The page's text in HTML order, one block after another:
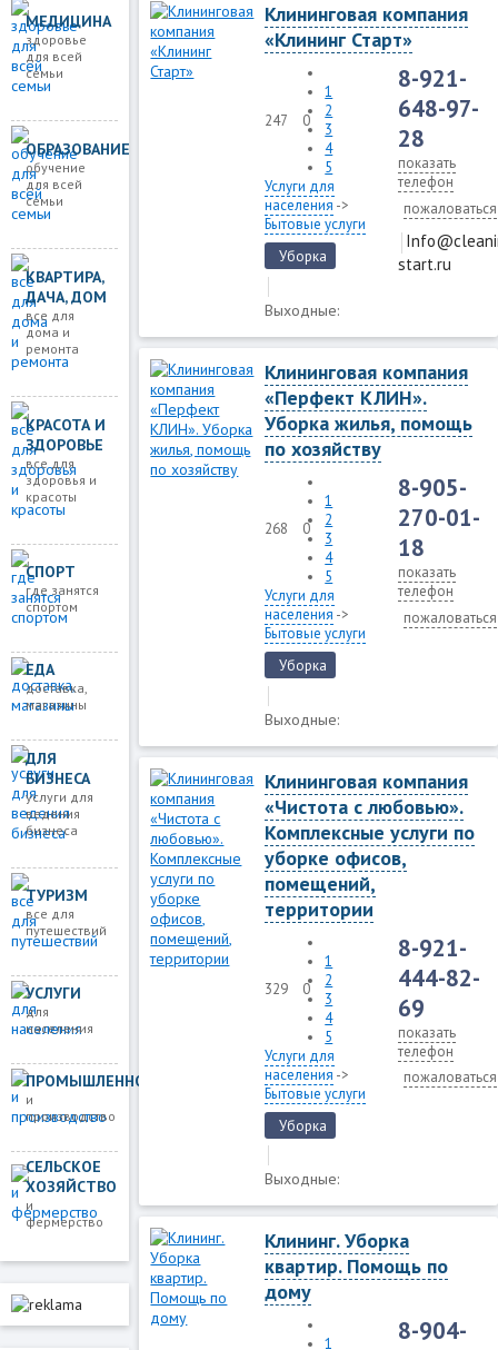
МЕДИЦИНА
здоровье
для всей
семьи
ОБРАЗОВАНИЕ
обучение
для всей
семьи
КВАРТИРА,
ДАЧА, ДОМ
все для
дома и
ремонта
КРАСОТА И
ЗДОРОВЬЕ
все для
здоровья и
красоты
СПОРТ
где занятся
спортом
ЕДА
доставка,
магазины
ДЛЯ
БИЗНЕСА
услуги для
ведения
бизнеса
ТУРИЗМ
все для
путешествий
УСЛУГИ
для
населения
ПРОМЫШЛЕННОСТЬ
и
производство
СЕЛЬСКОЕ
ХОЗЯЙСТВО
и
фермерство
Клининговая компания
«Клининг Старт»
247 0
1
2
3
4
5
Услуги для
населения ->
Бытовые услуги
Уборка
Выходные:
8-921-
648-97-
28
показать
телефон
пожаловаться
start.ru
Клининговая компания
«Перфект КЛИН».
Уборка жилья, помощь
по хозяйству
268 0
1
2
3
4
5
Услуги для
населения ->
Бытовые услуги
Уборка
Выходные:
8-905-
270-01-
18
показать
телефон
пожаловаться
Клининговая компания
«Чистота с любовью».
Комплексные услуги по
уборке офисов,
помещений,
территории
329 0
1
2
3
4
5
Услуги для
населения ->
Бытовые услуги
Уборка
Выходные:
8-921-
444-82-
69
показать
телефон
пожаловаться
Клининг. Уборка
квартир. Помощь по
дому
1
8-904-